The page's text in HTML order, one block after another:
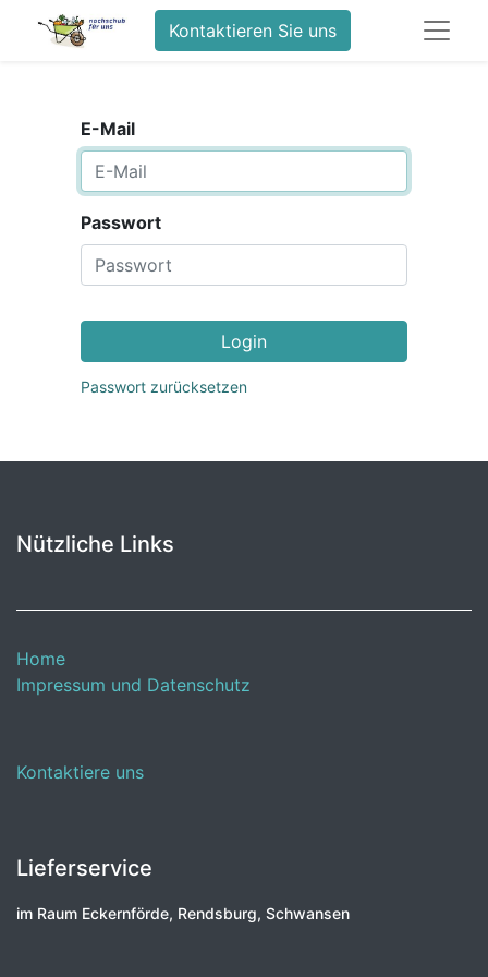
Kontaktieren Sie uns
E-Mail
Passwort
Login
Passwort zurücksetzen
Nützliche Links
Home
Impressum und Datenschutz
Kontaktiere uns
Lieferservice
im Raum Eckernförde, Rendsburg, Schwansen